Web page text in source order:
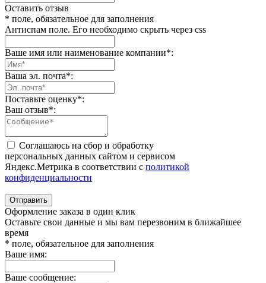
Оставить отзыв
* поле, обязательное для заполнения
Антиспам поле. Его необходимо скрыть через css
Ваше имя или наименование компании*:
Ваша эл. почта*:
Поставьте оценку*:
Ваш отзыв*:
Соглашаюсь на сбор и обработку
персональных данных сайтом и сервисом
Яндекс.Метрика в соответствии с политикой
конфиденциальности
Отправить
Оформление заказа в один клик
Оставьте свои данные и мы вам перезвоним в ближайшее
время
* поле, обязательное для заполнения
Ваше имя:
Ваше сообщение: